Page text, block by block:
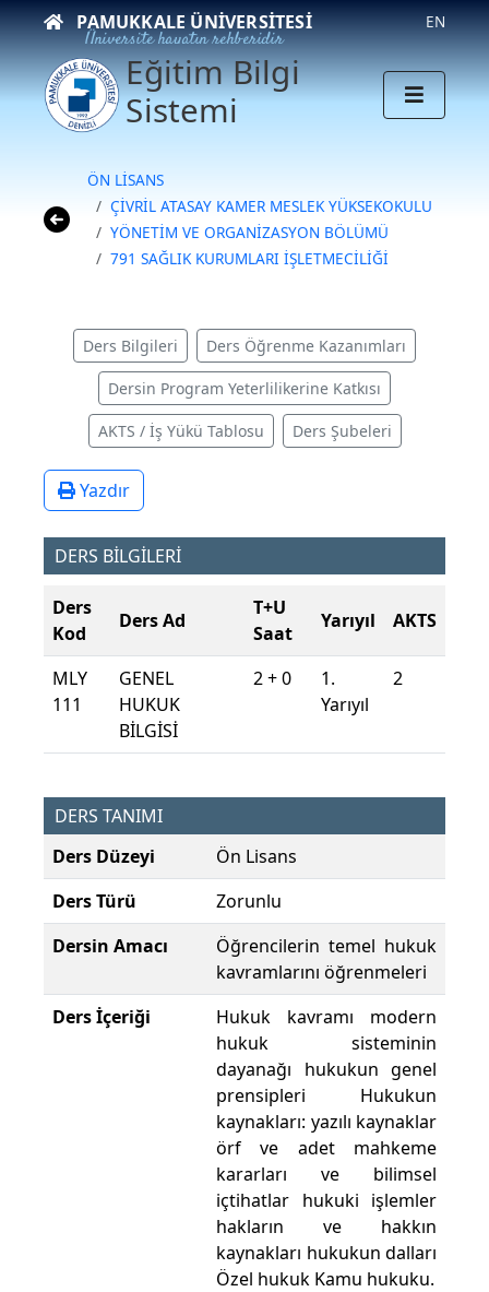
PAMUKKALE ÜNIVERSITESI
Üniversite hayatın rehberidir
EN
Eğitim Bilgi
Sistemi
ÖN LİSANS
ÇİVRİL ATASAY KAMER MESLEK YÜKSEKOKULU
YÖNETİM VE ORGANİZASYON BÖLÜMÜ
791 SAĞLIK KURUMLARI İŞLETMECİLİĞİ
Ders Bilgileri Ders Öğrenme Kazanımları
Dersin Program Yeterlilikerine Katkısı
AKTS / İş Yükü Tablosu Ders Şubeleri
Yazdır
DERS BİLGİLERİ
Ders
Kod
Ders Ad
T+U
Saat
Yarıyıl AKTS
MLY
111
GENEL
HUKUK
BİLGİSİ
2 + 0
1.
Yarıyıl
2
DERS TANIMI
Ders Düzeyi
Ön Lisans
Ders Türü
Zorunlu
Dersin Amacı
Öğrencilerin temel hukuk
kavramlarını öğrenmeleri
Ders İçeriği
Hukuk kavramı modern
hukuk sisteminin
dayanağı hukukun genel
prensipleri Hukukun
kaynakları: yazılı kaynaklar
örf ve adet mahkeme
kararları ve bilimsel
içtihatlar hukuki işlemler
hakların ve hakkın
kaynakları hukukun dalları
Özel hukuk Kamu hukuku.